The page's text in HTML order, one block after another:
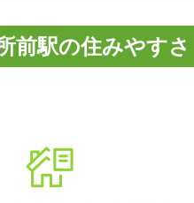
前駅の住みやすさ